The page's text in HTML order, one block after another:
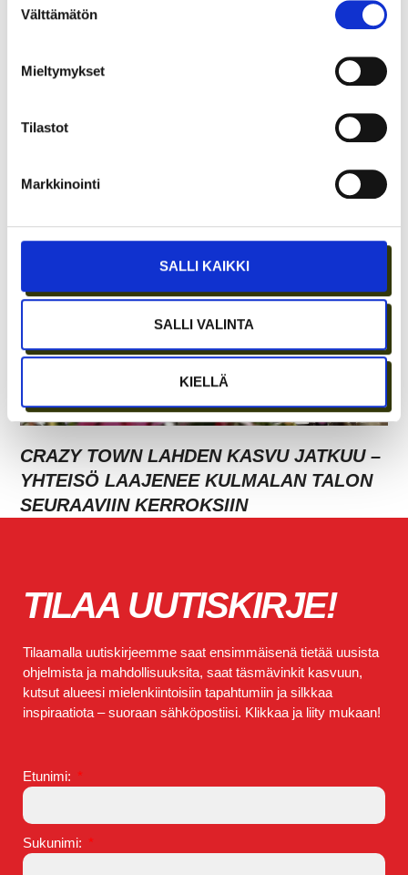
valinta
Välttämätön
Mieltymykset
Tilastot
Markkinointi
SALLI KAIKKI
SALLI VALINTA
KIELLÄ
PARHAAT IDEAT SYNTYVÄT EDELLEEN
IHMISTEN AIDOISSA KOHTAAMISISSA
CRAZY TOWN LAHDEN KASVU JATKUU –
YHTEISÖ LAAJENEE KULMALAN TALON
SEURAAVIIN KERROKSIIN
TILAA UUTISKIRJE!
Tilaamalla uutiskirjeemme saat ensimmäisenä tietää uusista
ohjelmista ja mahdollisuuksita, saat täsmävinkit kasvuun,
kutsut alueesi mielenkiintoisiin tapahtumiin ja silkkaa
inspiraatiota – suoraan sähköpostiisi. Klikkaa ja liity mukaan!
Etunimi:
Sukunimi: